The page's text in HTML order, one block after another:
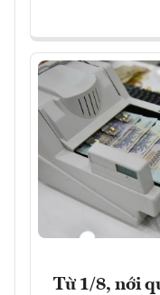
Từ 1/8, nới